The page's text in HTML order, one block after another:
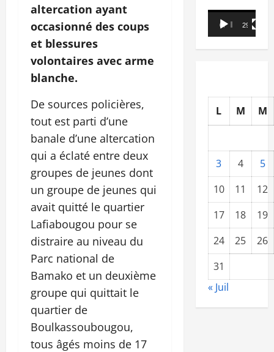
altercation ayant
occasionné des coups
et blessures
volontaires avec arme
blanche.
De sources policières,
tout est parti d’une
banale d’une altercation
qui a éclaté entre deux
groupes de jeunes dont
un groupe de jeunes qui
avait quitté le quartier
Lafiabougou pour se
distraire au niveau du
Parc national de
Bamako et un deuxième
groupe qui quittait le
quartier de
Boulkassoubougou,
tous âgés moins de 17
Lecteur
vidéo
00:00 29:21
L M M
3 4
5
10
11
12
17
18
19
24
25
26
31
« Juil